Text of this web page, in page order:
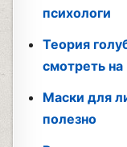
психологи
Теория
смотреть
Маски для
полезно